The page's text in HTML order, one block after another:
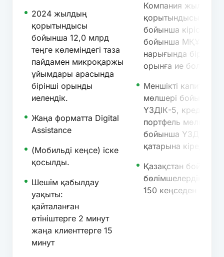
2024 жылдың
қорытындысы
бойынша 12,0 млрд
теңге көлеміндегі таза
пайдамен микроқаржы
ұйымдары арасында
бірінші орынды
иелендік.
Жаңа форматта Digital
Assistance
(Мобильді кеңсе) іске
қосылды.
Шешім қабылдау
уақыты:
қайталанған
өтініштерге 2 минут
жаңа клиенттерге 15
минут
Компания жыл
қорытындысы
бойынша кіріс
бойынша МҚҰ
нарығында бірінші
орынға ие болды.
Меншікті капитал
мөлшері бойынша
ҮЗДІК-5, кредиттік
портфель мөлшері
бойынша ҮЗДІК-10
қатарына кіреді.
Қазақстан бойынша
бөлімшелердің
150 кеңседен асты.